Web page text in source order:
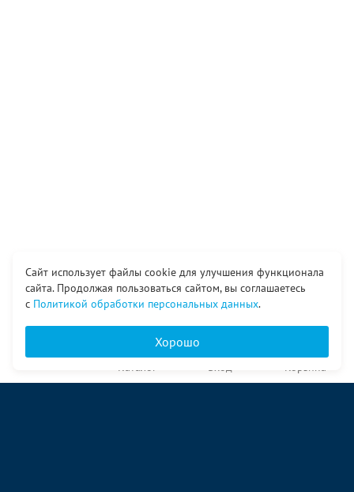
Сайт использует файлы cookie для улучшения функционала
сайта. Продолжая пользоваться сайтом, вы соглашаетесь
с Политикой обработки персональных данных.
Хорошо